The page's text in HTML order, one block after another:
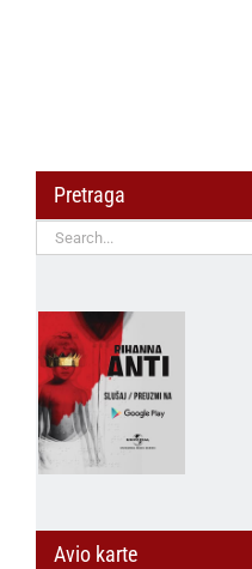
Pretraga
Search
for:
Avio karte